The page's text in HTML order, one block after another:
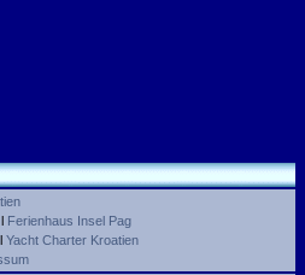
Ferienhaus Insel Pag
Yacht Charter Kroatien